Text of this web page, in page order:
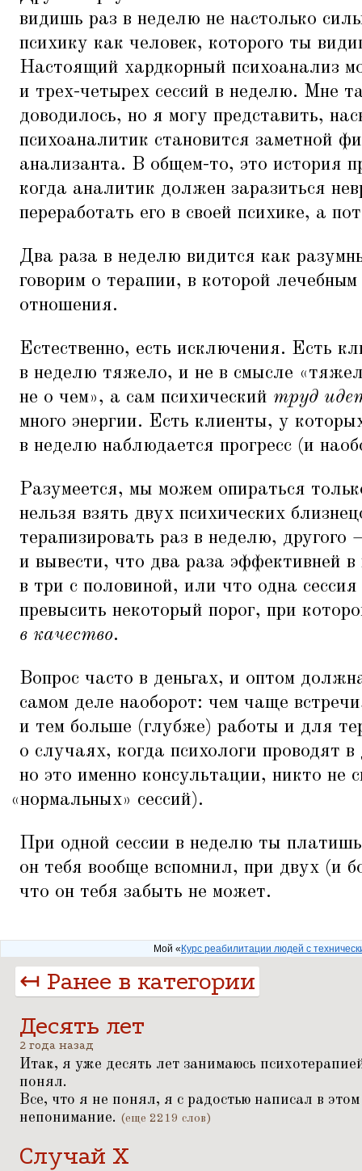
видишь раз в неделю не настолько
психику как человек, которого ты
Настоящий хардкорный психоанализ
и трех-четырех сессий в неделю. Мне
доводилось, но я могу представить,
психоаналитик становится заметной
анализанта. В общем-то, это история
когда аналитик должен заразиться
переработать его в своей психике, а
Два раза в неделю видится как
говорим о терапии, в которой
отношения.
Естественно, есть исключения. Есть
в неделю тяжело, и не в смысле «
не о чем», а сам психический труд
много энергии. Есть клиенты, у
в неделю наблюдается прогресс (и
Разумеется, мы можем опираться
нельзя взять двух психических
терапизировать раз в неделю,
и вывести, что два раза эффективней
в три с половиной, или что одна
превысить некоторый порог, при
в качество.
Вопрос часто в деньгах, и оптом
самом деле наоборот: чем чаще
и тем больше (глубже) работы и для
о случаях, когда психологи проводят
но это именно консультации, никто не
«нормальных» сессий).
При одной сессии в неделю ты
он тебя вообще вспомнил, при двух (и
что он тебя забыть не может.
Мой « Курс реабилитации людей с
↤ Ранее в категории
Десять лет
2 года назад
Итак, я уже десять лет занимаюсь
понял.
Все, что я не понял, я с радостью написал в
непонимание. (еще 2219 слов)
Случай Х